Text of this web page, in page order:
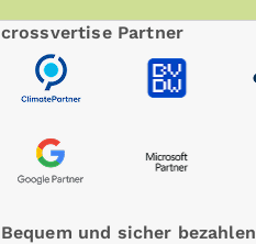
crossvertise Partner
Bequem und sicher bezahlen